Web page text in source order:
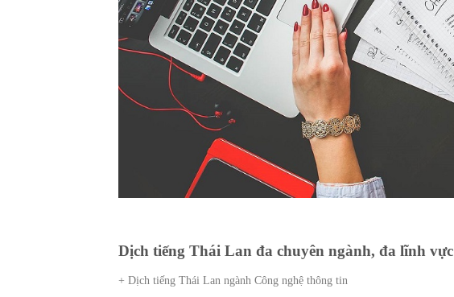
Dịch tiếng Thái Lan đa chuyên ngành, đa lĩnh vực
+ Dịch tiếng Thái Lan ngành Công nghệ thông tin